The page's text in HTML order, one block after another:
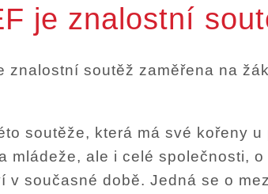
je znalostní
znalostní soutěž zaměřena na
soutěže, která má své kořeny
mládeže, ale i celé společnosti,
v současné době. Jedná se o